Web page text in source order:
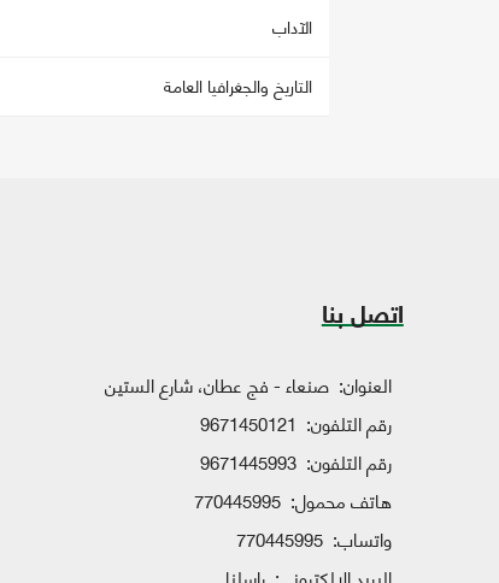
الآداب
التاريخ والجغرافيا العامة
اتصل بنا
العنوان: صنعاء - فج عطان، شارع الستين
رقم التلفون: 9671450121
رقم التلفون: 9671445993
هاتف محمول: 770445995
واتساب: 770445995